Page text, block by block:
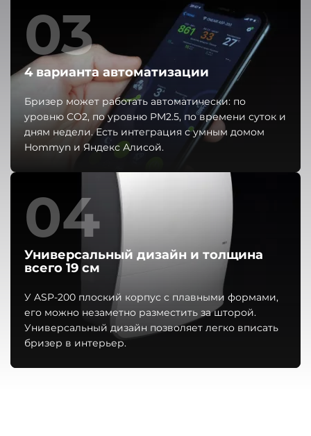
03
4 варианта автоматизации
Бризер может работать автоматически: по
уровню CO2, по уровню PM2.5, по времени суток и
дням недели. Есть интеграция с умным домом
Hommyn и Яндекс Алисой.
04
Универсальный дизайн и толщина
всего 19 см
У ASP-200 плоский корпус с плавными формами,
его можно незаметно разместить за шторой.
Универсальный дизайн позволяет легко вписать
бризер в интерьер.